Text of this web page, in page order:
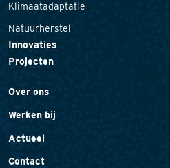
Klimaatadaptatie
Natuurherstel
Innovaties
Projecten
Over ons
Werken bij
Actueel
Contact